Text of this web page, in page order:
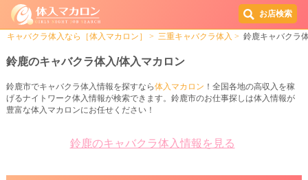
お店検索
キャバクラ体入なら［体入マカロン］ 三重キャバクラ体入 鈴鹿キャバクラ
鈴鹿のキャバクラ体入/体入マカロン
鈴鹿市でキャバクラ体入情報を探すなら体入マカロン ！全国各地の高収入を稼
げるナイトワーク体入情報が検索できます。鈴鹿市のお仕事探しは体入情報が
豊富な体入マカロンにお任せください！
鈴鹿のキャバクラ体入情報を見る